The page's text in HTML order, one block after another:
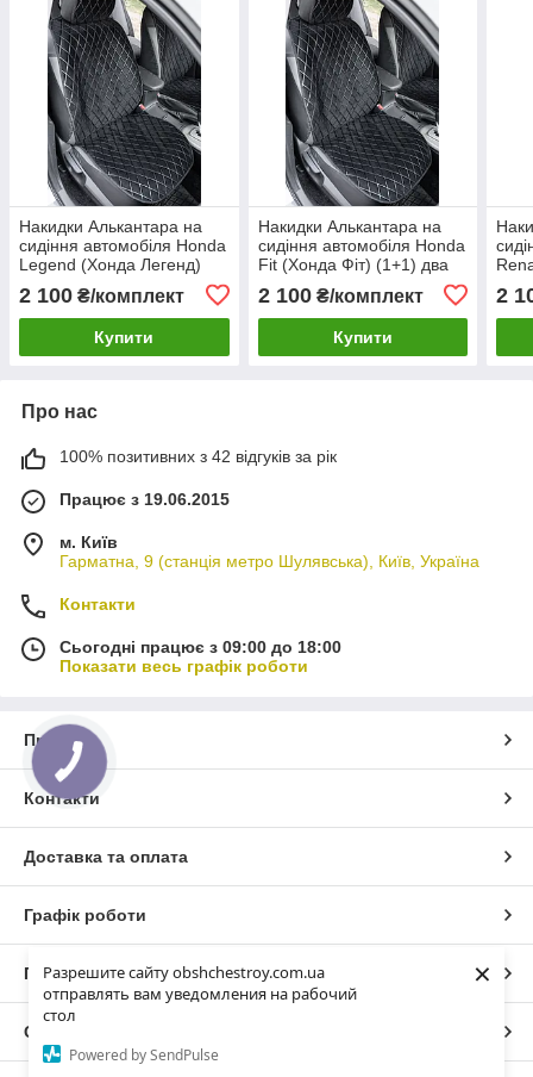
Разрешите сайту obshchestroy.com.ua
отправлять вам уведомления на рабочий
стол
Powered by SendPulse
×
Накидки Алькантара на
сидіння автомобіля Honda
Legend (Хонда Легенд)
переднього ряду
2 100 ₴/комплект
Купити
Накидки Алькантара на
сидіння автомобіля Honda
Fit (Хонда Фіт) (1+1) два
сидіння переднього ряду
2 100₴/комплект
Купити
2
Про нас
100% позитивних з 42 відгуків за рік
Працює з 19.06.2015
м. Київ
Гарматна, 9 (станція метро Шулявська), Київ, Україна
Контакти
Сьогодні працює з 09:00 до 18:00
Показати весь графік роботи
Про нас
Контакти
Доставка та оплата
Графік роботи
Повна версія сайту
Сайт створено на маркетплейсі